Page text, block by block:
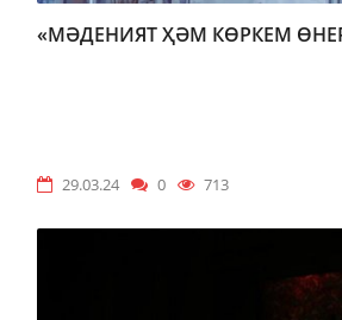
«МӘДЕНИЯТ ҲӘМ КӨРКЕМ
29.03.24 0 713